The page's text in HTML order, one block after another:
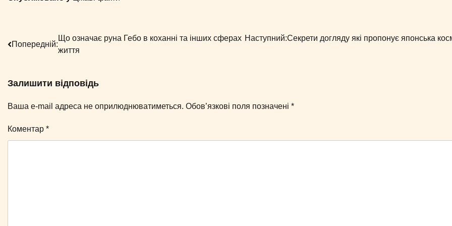
Навігація
Попередній:
Що означає руна Гебо в коханні та інших сферах
життя
Наступний:Секрети догляду які пропонує японська
Залишити відповідь
Ваша e-mail адреса не оприлюднюватиметься. Обов’язкові поля позначені *
Коментар *